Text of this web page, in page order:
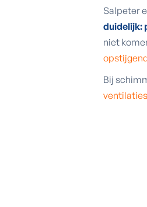
Salpeter
duidelijk:
niet
Bij